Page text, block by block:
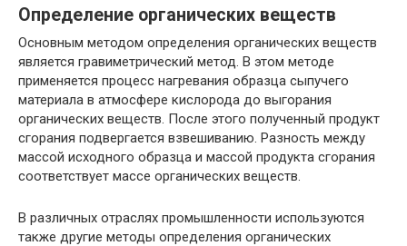
Определение органических веществ
Основным методом определения органических веществ
является гравиметрический метод. В этом методе
применяется процесс нагревания образца сыпучего
материала в атмосфере кислорода до выгорания
органических веществ. После этого полученный продукт
сгорания подвергается взвешиванию. Разность между
массой исходного образца и массой продукта сгорания
соответствует массе органических веществ.
В различных отраслях промышленности используются
также другие методы определения органических